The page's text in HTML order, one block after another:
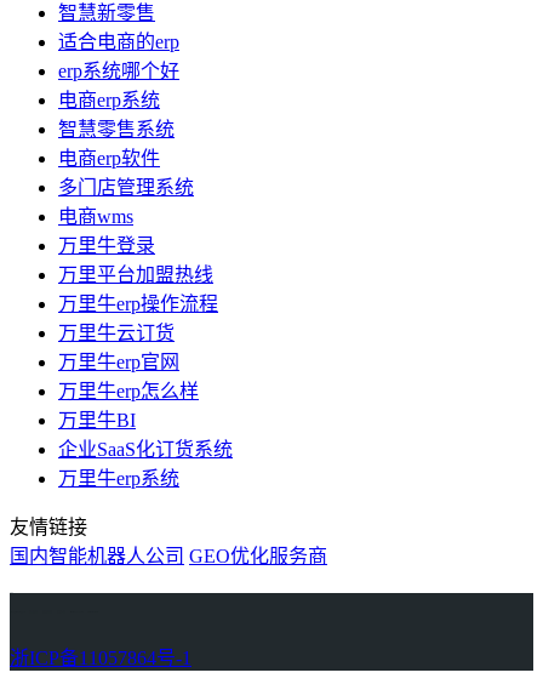
智慧新零售
适合电商的erp
erp系统哪个好
电商erp系统
智慧零售系统
电商erp软件
多门店管理系统
电商wms
万里牛登录
万里平台加盟热线
万里牛erp操作流程
万里牛云订货
万里牛erp官网
万里牛erp怎么样
万里牛BI
企业SaaS化订货系统
万里牛erp系统
友情链接
国内智能机器人公司 GEO优化服务商
浙ICP备11057864号-1